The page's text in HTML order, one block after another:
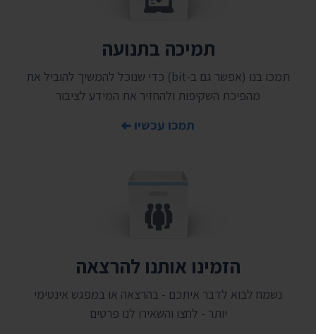
תמיכה בתנועה
תמכו בנו (אפשר גם ב-bit) כדי שנוכל להמשיך להוביל את
מהפיכת השקיפות ולהחזיר את המידע לציבור
תמכו עכשיו
הזמינו אותנו להרצאה
נשמח לבוא לדבר איתכם - בהרצאה או במפגש אינטימי
יותר - לחצו והשאירו לנו פרטים